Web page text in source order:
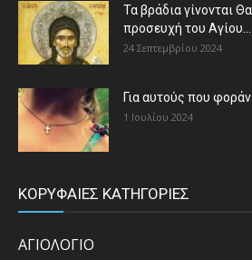
Τα βράδια γίνονται
προσευχή του Αγίου...
24 Σεπτεμβρίου 2024
Για αυτούς που
1 Ιουλίου 2024
ΚΟΡΥΦΑΙΕΣ ΚΑΤΗΓΟΡΙΕΣ
ΑΓΙΟΛΟΓΙΟ